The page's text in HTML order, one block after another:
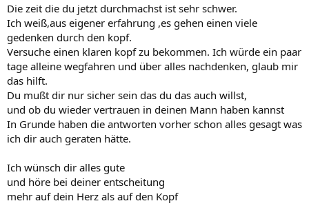
Die zeit die du jetzt durchmachst ist sehr schwer.
Ich weiß,aus eigener erfahrung ,es gehen einen viele
gedenken durch den kopf.
Versuche einen klaren kopf zu bekommen. Ich würde ein paar
tage alleine wegfahren und über alles nachdenken, glaub mir
das hilft.
Du mußt dir nur sicher sein das du das auch willst,
und ob du wieder vertrauen in deinen Mann haben kannst
In Grunde haben die antworten vorher schon alles gesagt was
ich dir auch geraten hätte.
Ich wünsch dir alles gute
und höre bei deiner entscheitung
mehr auf dein Herz als auf den Kopf